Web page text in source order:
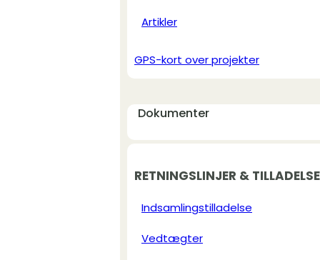
Artikler
GPS-kort over projekter
Dokumenter
RETNINGSLINJER &
Indsamlingstilladelse
Vedtægter